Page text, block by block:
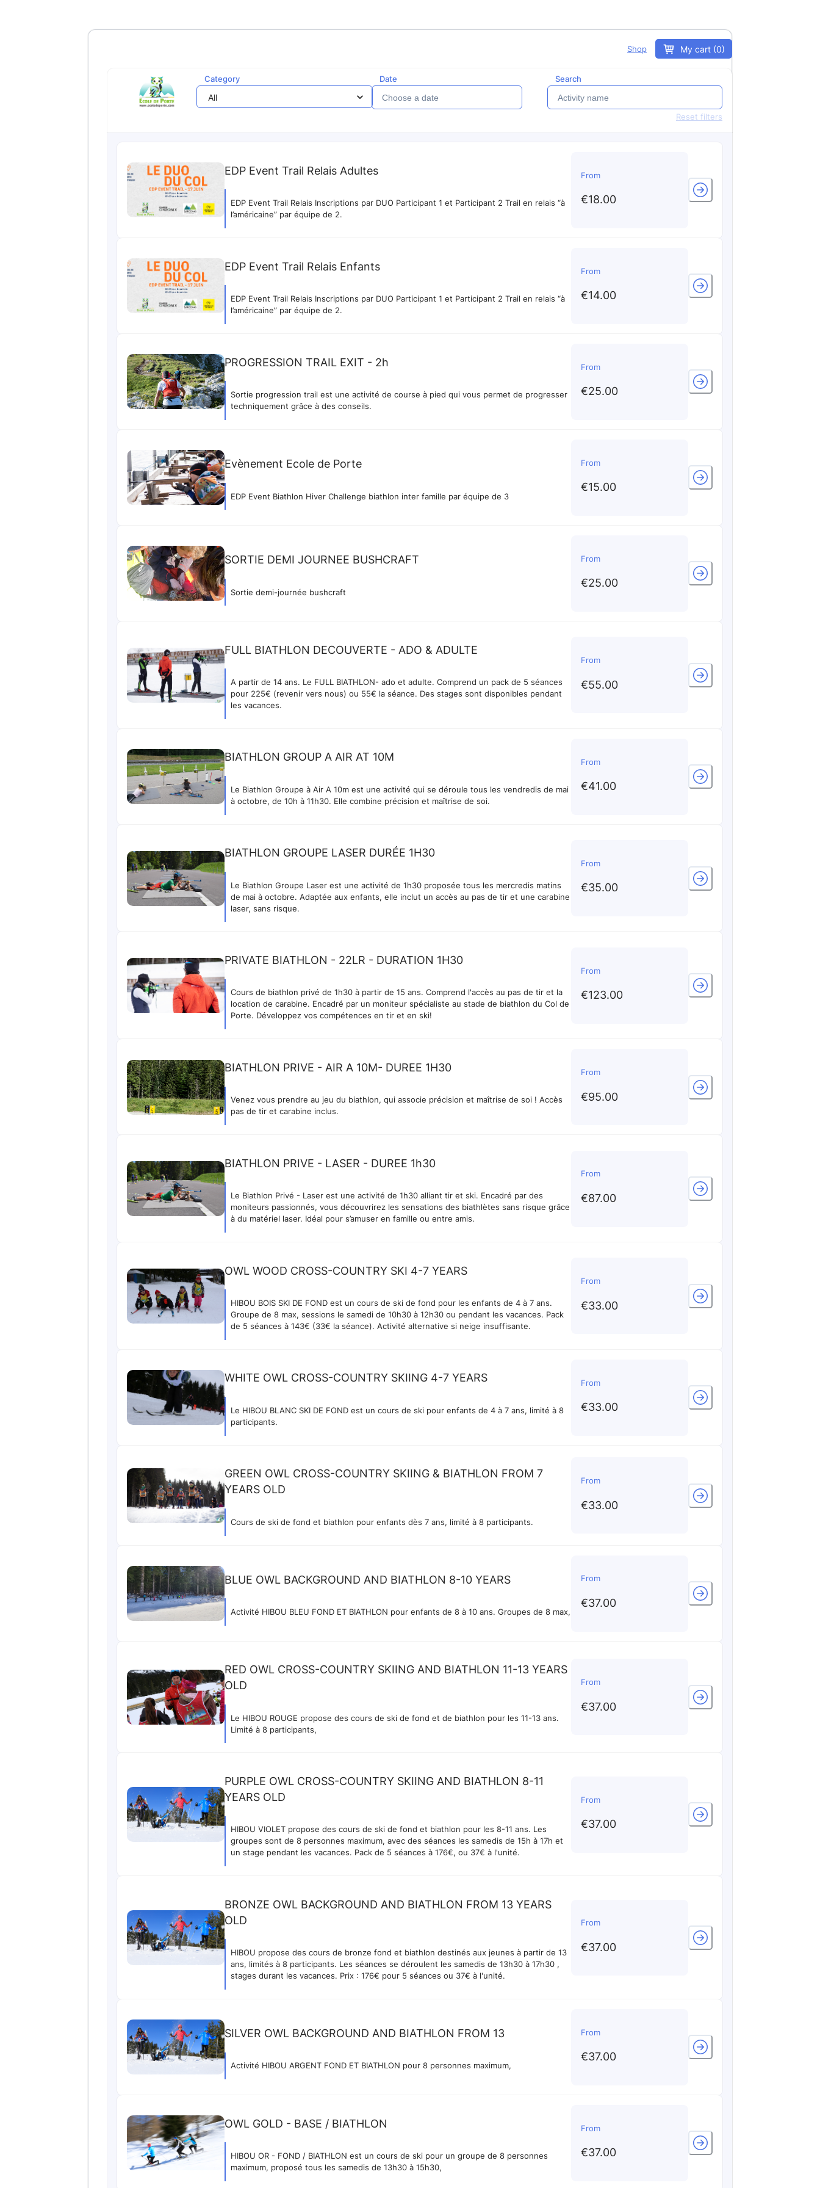
Shop My cart (0)
Category
All
Date Search
Reset filters
EDP Event Trail Relais Adultes
EDP Event Trail Relais Inscriptions par DUO Participant 1 et Participant 2 Trail en relais “à
l’américaine” par équipe de 2.
From
€18.00
EDP Event Trail Relais Enfants
EDP Event Trail Relais Inscriptions par DUO Participant 1 et Participant 2 Trail en relais “à
l’américaine” par équipe de 2.
From
€14.00
PROGRESSION TRAIL EXIT - 2h
Sortie progression trail est une activité de course à pied qui vous permet de progresser
techniquement grâce à des conseils.
From
€25.00
Evènement Ecole de Porte
EDP Event Biathlon Hiver Challenge biathlon inter famille par équipe de 3
From
€15.00
SORTIE DEMI JOURNEE BUSHCRAFT
Sortie demi-journée bushcraft
From
€25.00
FULL BIATHLON DECOUVERTE - ADO & ADULTE
A partir de 14 ans. Le FULL BIATHLON- ado et adulte. Comprend un pack de 5 séances
pour 225€ (revenir vers nous) ou 55€ la séance. Des stages sont disponibles pendant
les vacances.
From
€55.00
BIATHLON GROUP A AIR AT 10M
Le Biathlon Groupe à Air A 10m est une activité qui se déroule tous les vendredis de mai
à octobre, de 10h à 11h30. Elle combine précision et maîtrise de soi.
From
€41.00
BIATHLON GROUPE LASER DURÉE 1H30
Le Biathlon Groupe Laser est une activité de 1h30 proposée tous les mercredis matins
de mai à octobre. Adaptée aux enfants, elle inclut un accès au pas de tir et une carabine
laser, sans risque.
From
€35.00
PRIVATE BIATHLON - 22LR - DURATION 1H30
Cours de biathlon privé de 1h30 à partir de 15 ans. Comprend l'accès au pas de tir et la
location de carabine. Encadré par un moniteur spécialiste au stade de biathlon du Col de
Porte. Développez vos compétences en tir et en ski!
From
€123.00
BIATHLON PRIVE - AIR A 10M- DUREE 1H30
Venez vous prendre au jeu du biathlon, qui associe précision et maîtrise de soi ! Accès
pas de tir et carabine inclus.
From
€95.00
BIATHLON PRIVE - LASER - DUREE 1h30
Le Biathlon Privé - Laser est une activité de 1h30 alliant tir et ski. Encadré par des
moniteurs passionnés, vous découvrirez les sensations des biathlètes sans risque grâce
à du matériel laser. Idéal pour s’amuser en famille ou entre amis.
From
€87.00
OWL WOOD CROSS-COUNTRY SKI 4-7 YEARS
HIBOU BOIS SKI DE FOND est un cours de ski de fond pour les enfants de 4 à 7 ans.
Groupe de 8 max, sessions le samedi de 10h30 à 12h30 ou pendant les vacances. Pack
de 5 séances à 143€ (33€ la séance). Activité alternative si neige insuffisante.
From
€33.00
WHITE OWL CROSS-COUNTRY SKIING 4-7 YEARS
Le HIBOU BLANC SKI DE FOND est un cours de ski pour enfants de 4 à 7 ans, limité à 8
participants.
From
€33.00
GREEN OWL CROSS-COUNTRY SKIING & BIATHLON FROM 7
YEARS OLD
Cours de ski de fond et biathlon pour enfants dès 7 ans, limité à 8 participants.
From
€33.00
BLUE OWL BACKGROUND AND BIATHLON 8-10 YEARS
Activité HIBOU BLEU FOND ET BIATHLON pour enfants de 8 à 10 ans. Groupes de 8 max,
From
€37.00
RED OWL CROSS-COUNTRY SKIING AND BIATHLON 11-13 YEARS
OLD
Le HIBOU ROUGE propose des cours de ski de fond et de biathlon pour les 11-13 ans.
Limité à 8 participants,
From
€37.00
PURPLE OWL CROSS-COUNTRY SKIING AND BIATHLON 8-11
YEARS OLD
HIBOU VIOLET propose des cours de ski de fond et biathlon pour les 8-11 ans. Les
groupes sont de 8 personnes maximum, avec des séances les samedis de 15h à 17h et
un stage pendant les vacances. Pack de 5 séances à 176€, ou 37€ à l'unité.
From
€37.00
BRONZE OWL BACKGROUND AND BIATHLON FROM 13 YEARS
OLD
HIBOU propose des cours de bronze fond et biathlon destinés aux jeunes à partir de 13
ans, limités à 8 participants. Les séances se déroulent les samedis de 13h30 à 17h30 ,
stages durant les vacances. Prix : 176€ pour 5 séances ou 37€ à l'unité.
From
€37.00
SILVER OWL BACKGROUND AND BIATHLON FROM 13
Activité HIBOU ARGENT FOND ET BIATHLON pour 8 personnes maximum,
From
€37.00
OWL GOLD - BASE / BIATHLON
HIBOU OR - FOND / BIATHLON est un cours de ski pour un groupe de 8 personnes
maximum, proposé tous les samedis de 13h30 à 15h30,
From
€37.00